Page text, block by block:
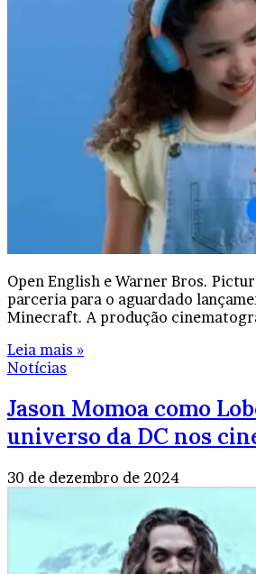
Open English e Warner Bros.
parceria para o aguardado
Minecraft. A produção
Leia mais »
Notícias
Jason Momoa como
universo da DC nos
30 de dezembro de 2024